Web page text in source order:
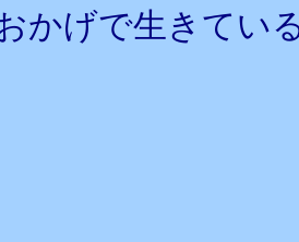
かげで生きてい